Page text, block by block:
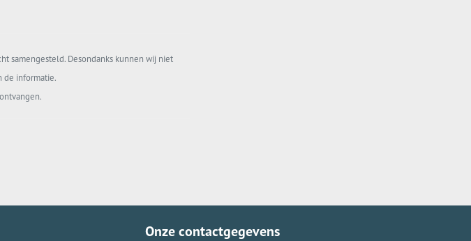
samengesteld. Desondanks kunnen wij niet
de informatie.
Onze contactgegevens